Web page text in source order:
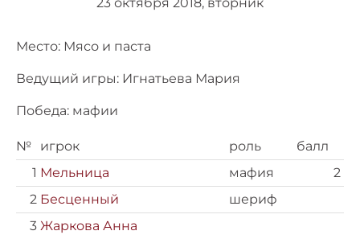
Место: Мясо и паста
Ведущий игры: Игнатьева Мария
Победа: мафии
№ игрок роль
балл
1 Мельница мафия
2
2 Бесценный
шериф
3 Жаркова Анна